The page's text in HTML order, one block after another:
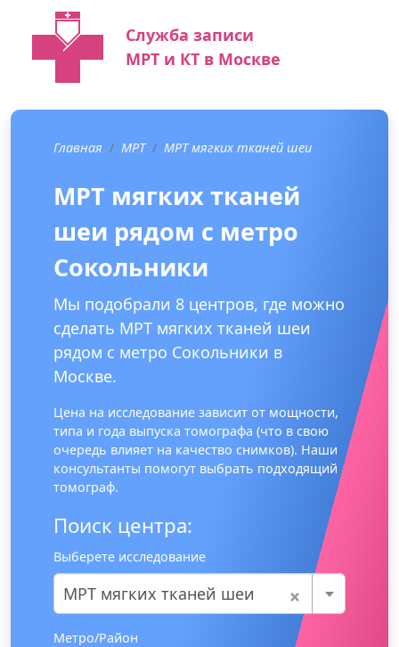
Служба записи
МРТ и КТ в Москве
Главная МРТ МРТ мягких тканей шеи
МРТ мягких тканей
шеи рядом с метро
Сокольники
Мы подобрали 8 центров, где можно
сделать МРТ мягких тканей шеи
рядом с метро Сокольники в
Москве.
Цена на исследование зависит от мощности,
типа и года выпуска томографа (что в свою
очередь влияет на качество снимков). Наши
консультанты помогут выбрать подходящий
томограф.
Поиск центра:
Выберете исследование
×
МРТ мягких тканей шеи
Метро/Район